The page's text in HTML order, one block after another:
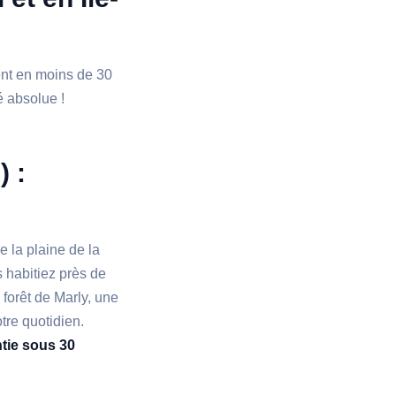
en moins de 30
absolue !
:
la plaine de la
habitiez près de
de Marly, une
quotidien.
sous 30